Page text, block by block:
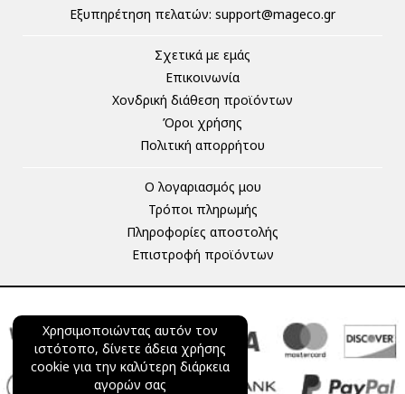
Χρησιμοποιώντας αυτόν τον
ιστότοπο, δίνετε άδεια χρήσης
cookie για την καλύτερη διάρκεια
αγορών σας
Eξυπηρέτηση πελατών: support@mageco.gr
Σχετικά με εμάς
Επικοινωνία
Χονδρική διάθεση προϊόντων
Όροι χρήσης
Πολιτική απορρήτου
Ο λογαριασμός μου
Τρόποι πληρωμής
Πληροφορίες αποστολής
Επιστροφή προϊόντων